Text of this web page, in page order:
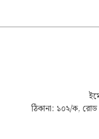
ঠিকানা: ১০২/ক, রোড